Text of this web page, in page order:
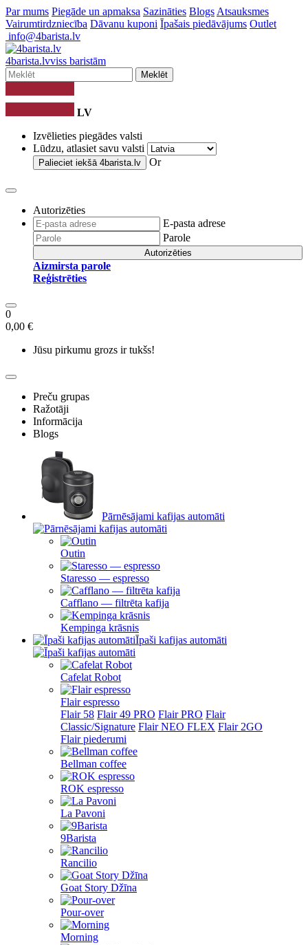
Par mums Piegāde un apmaksa Sazināties Blogs Atsauksmes
Vairumtirdzniecība Dāvanu kuponi Īpašais piedāvājums Outlet
info@4barista.lv
4barista.lvviss baristām
Meklēt
LV
Izvēlieties piegādes valsti
Lūdzu, atlasiet savu valsti
Palieciet iekšā 4barista.lv Or
Autorizēties
E-pasta adrese
Parole
Autorizēties
Aizmirsta parole
Reģistrēties
0
0,00 €
Jūsu pirkumu grozs ir tukšs!
Preču grupas
Ražotāji
Informācija
Blogs
Pārnēsājami kafijas automāti
Outin
Staresso — espresso
Cafflano — filtrēta kafija
Kempinga krāsnis
Īpaši kafijas automāti
Cafelat Robot
Flair espresso
Flair 58 Flair 49 PRO Flair PRO Flair
Classic/Signature Flair NEO FLEX Flair 2GO
Flair piederumi
Bellman coffee
ROK espresso
La Pavoni
9Barista
Rancilio
Goat Story Džīna
Pour-over
Morning